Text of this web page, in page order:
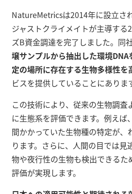
NatureMetricsは2014年に設立さ
ジャストクライメイトが主導する
ズB資金調達を完了しました。同
壌サンプルから抽出した環境DNA
定の場所に存在する生物多様性を
ビスを提供していることにありま
この技術により、従来の生物調査
に生態系を評価できます。例えば
間かかっていた生物種の特定が、
ります。さらに、人間の目では見
物や夜行性の生物も検出できるた
評価が実現します。